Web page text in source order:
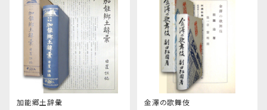
加能郷土辞彙 金澤の歌舞伎